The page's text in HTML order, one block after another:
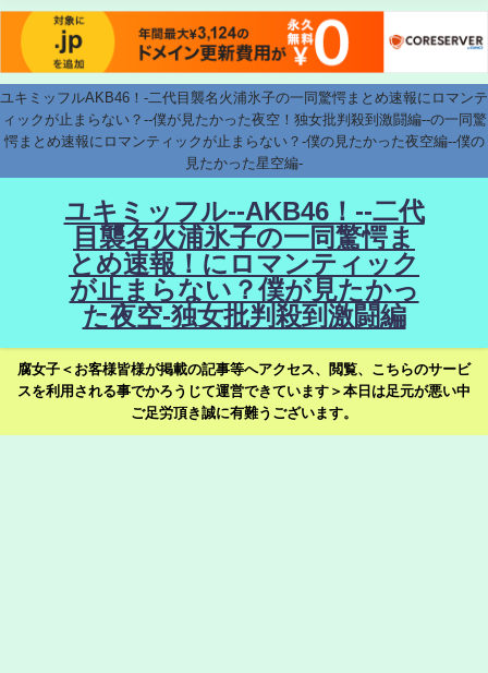
ユキミッフルAKB46！-二代目襲名火浦氷子の一同驚愕まとめ速報にロマンテ
ィックが止まらない？--僕が見たかった夜空！独女批判殺到激闘編--の一同驚
愕まとめ速報にロマンティックが止まらない？-僕の見たかった夜空編--僕の
見たかった星空編-
ユキミッフル--AKB46！--二代
目襲名火浦氷子の一同驚愕ま
とめ速報！にロマンティック
が止まらない？僕が見たかっ
た夜空-独女批判殺到激闘編
腐女子＜お客様皆様が掲載の記事等へアクセス、閲覧、こちらのサービ
スを利用される事でかろうじて運営できています＞本日は足元が悪い中
ご足労頂き誠に有難うございます。